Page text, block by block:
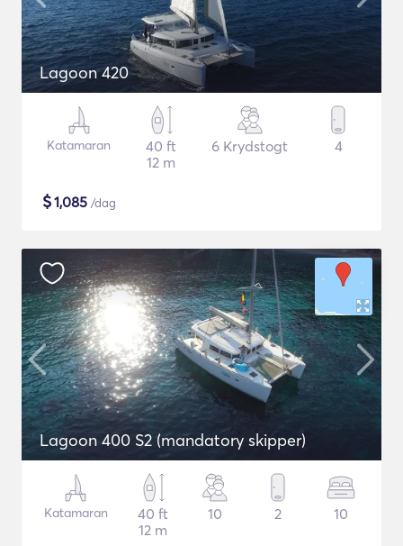
Lagoon 420
Katamaran
40 ft
12 m
6 Krydstogt 4
$1,085 /dag
Lagoon 400 S2 (mandatory skipper)
Katamaran
40 ft
12 m
10 2 10